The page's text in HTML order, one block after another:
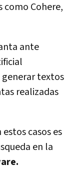
Cohere,
ante
textos
realizadas
casos es
en la